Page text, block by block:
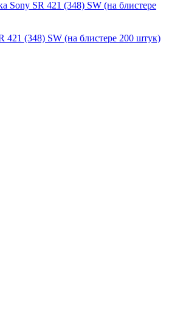
421 (348) SW (на блистере 200 штук)